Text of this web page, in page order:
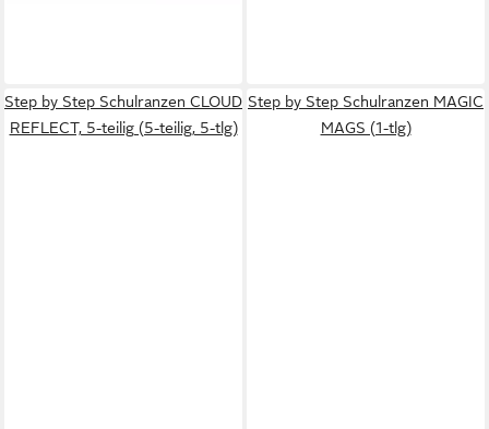
Step by Step Schulranzen CLOUD
REFLECT, 5-teilig (5-teilig, 5-tlg)
Step by Step Schulranzen MAGIC
MAGS (1-tlg)